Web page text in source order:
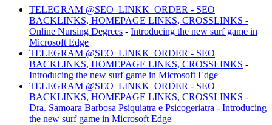
TELEGRAM @SEO_LINKK_ORDER - SEO
BACKLINKS, HOMEPAGE LINKS, CROSSLINKS -
Online Nursing Degrees - Introducing the new surf game in
Microsoft Edge
TELEGRAM @SEO_LINKK_ORDER - SEO
BACKLINKS, HOMEPAGE LINKS, CROSSLINKS -
Introducing the new surf game in Microsoft Edge
TELEGRAM @SEO_LINKK_ORDER - SEO
BACKLINKS, HOMEPAGE LINKS, CROSSLINKS -
Dra. Samoara Barbosa Psiquiatra e Psicogeriatra - Introducing
the new surf game in Microsoft Edge